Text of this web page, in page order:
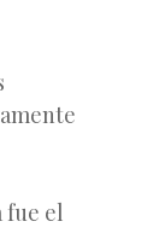
fue el